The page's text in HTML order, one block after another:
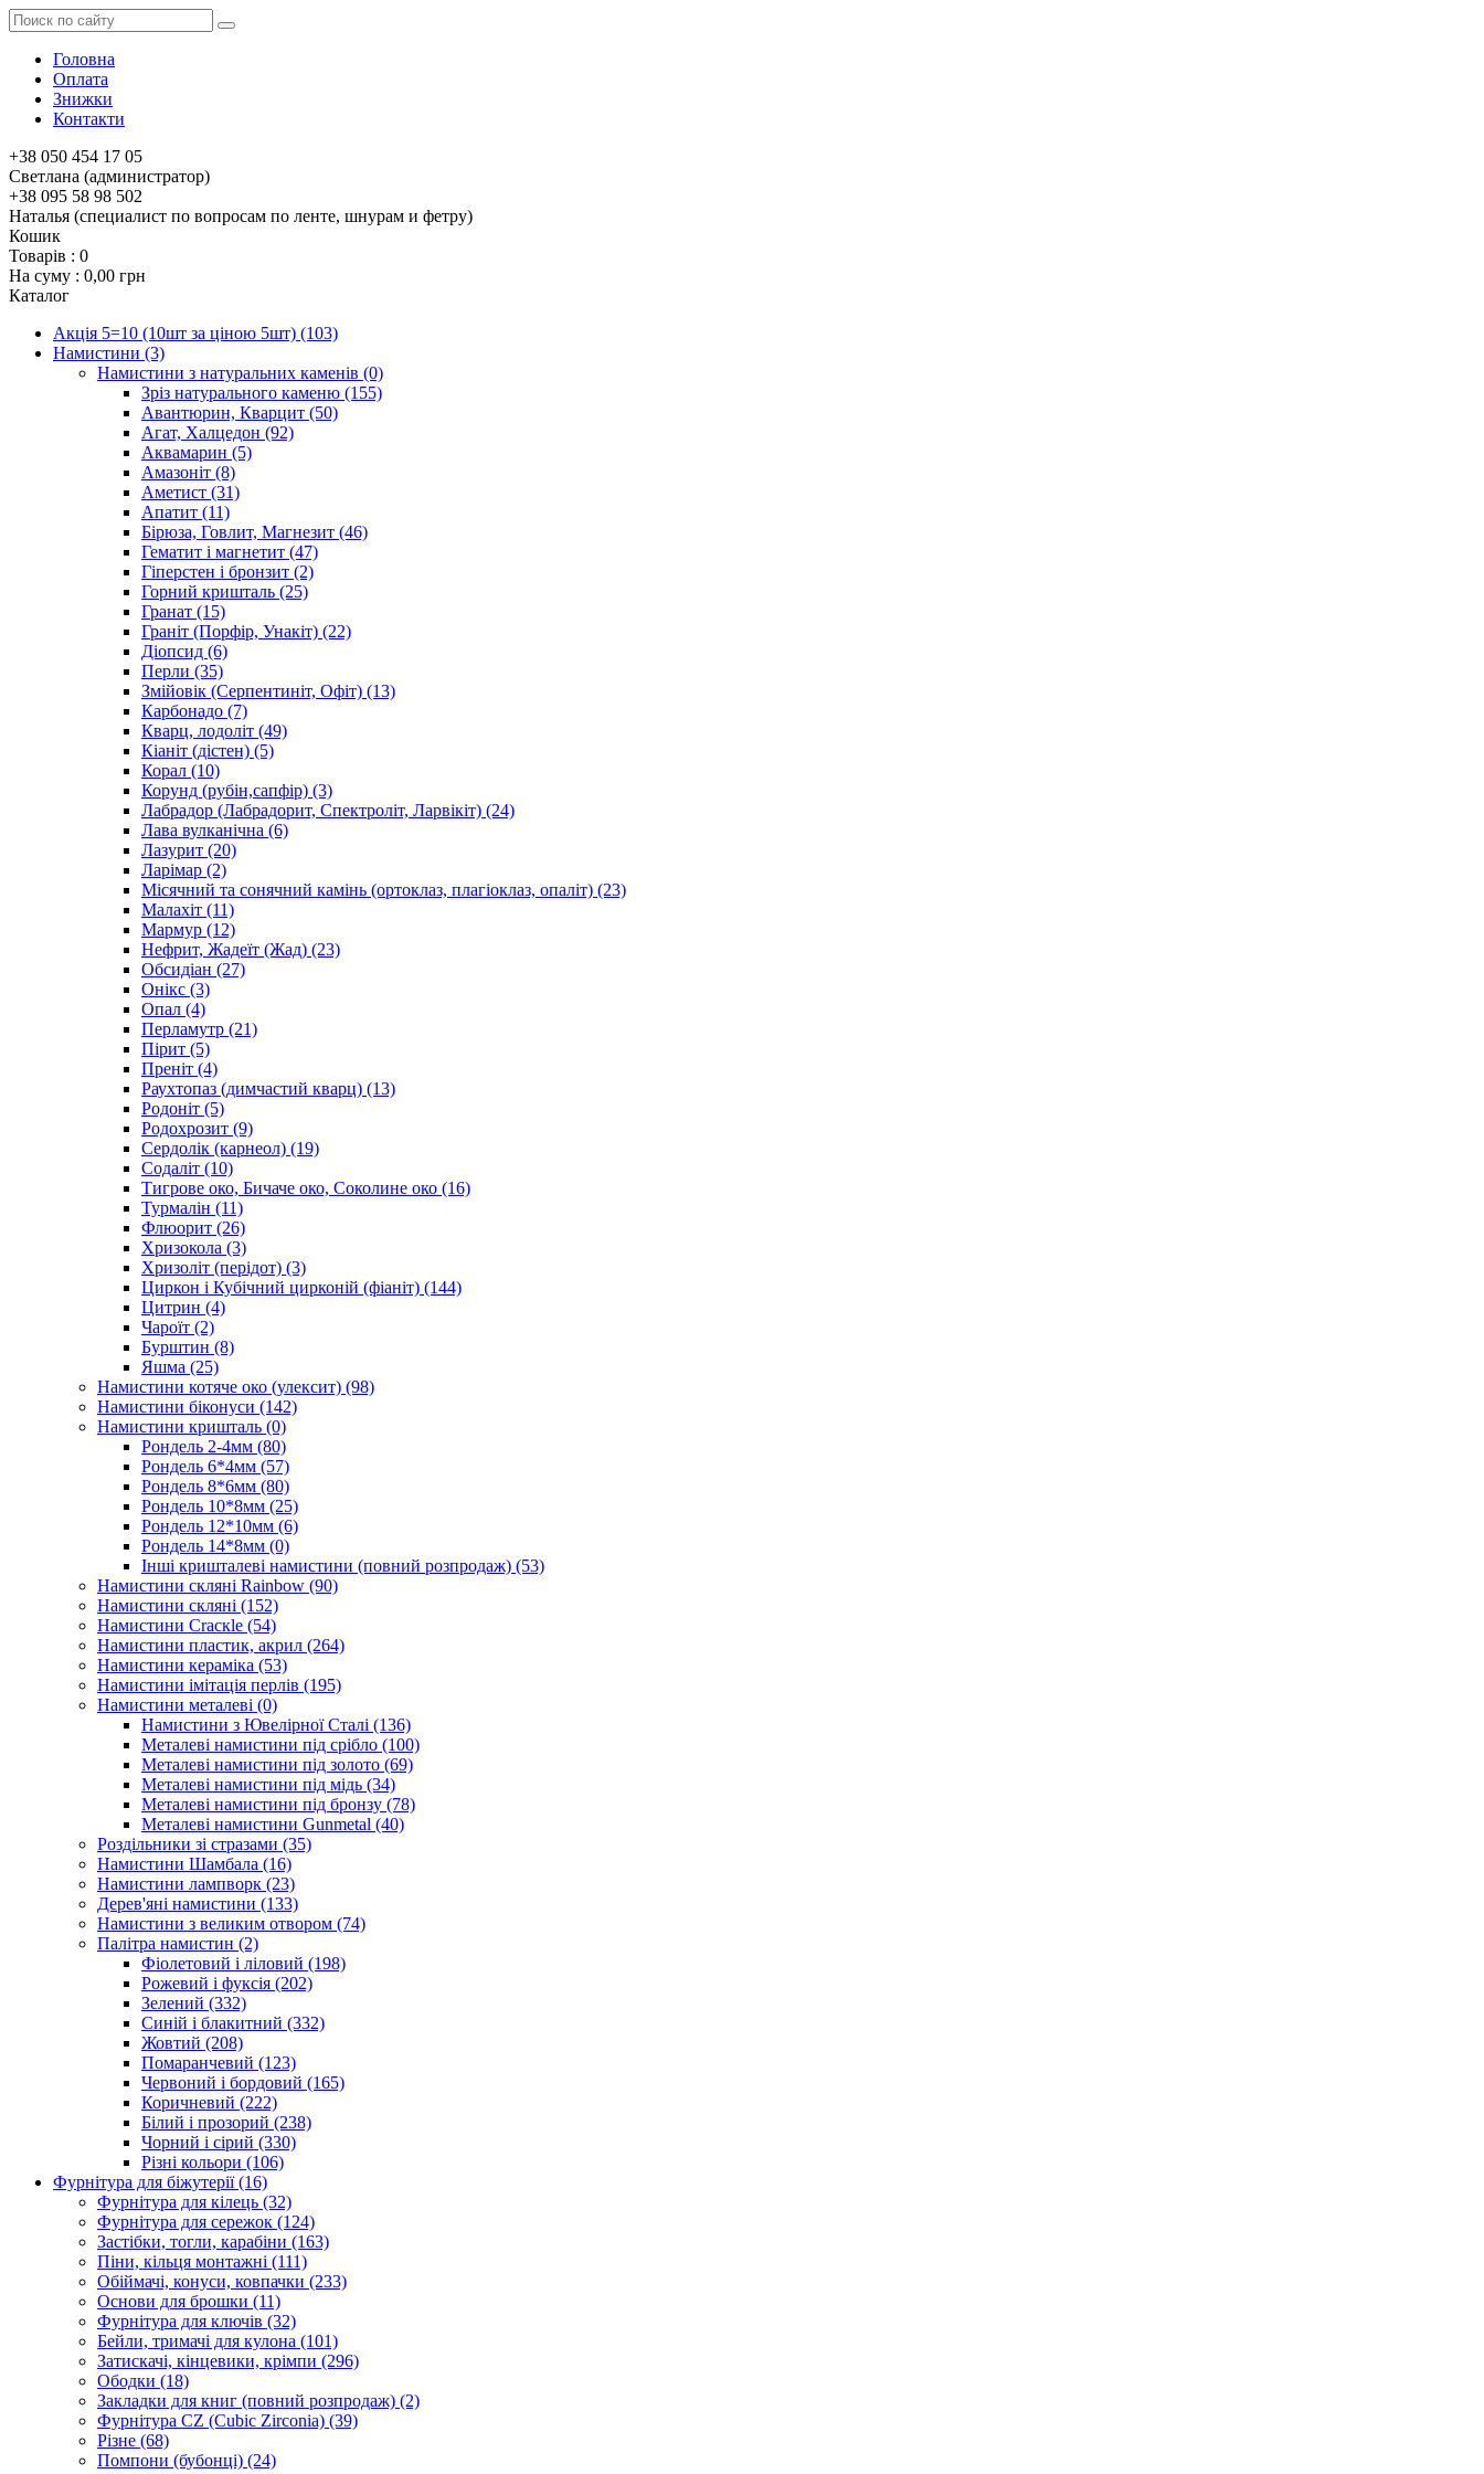
Головна
Оплата
Знижки
Контакти
+38 050 454 17 05
Светлана (администратор)
+38 095 58 98 502
Наталья (специалист по вопросам по ленте, шнурам и фетру)
Кошик
Товарів : 0
На суму : 0,00 грн
Каталог
Акція 5=10 (10шт за ціною 5шт) (103)
Намистини (3)
Намистини з натуральних каменів (0)
Зріз натурального каменю (155)
Авантюрин, Кварцит (50)
Агат, Халцедон (92)
Аквамарин (5)
Амазоніт (8)
Аметист (31)
Апатит (11)
Бірюза, Говлит, Магнезит (46)
Гематит і магнетит (47)
Гіперстен і бронзит (2)
Горний кришталь (25)
Гранат (15)
Граніт (Порфір, Унакіт) (22)
Діопсид (6)
Перли (35)
Змійовік (Серпентиніт, Офіт) (13)
Карбонадо (7)
Кварц, лодоліт (49)
Кіаніт (дістен) (5)
Корал (10)
Корунд (рубін,сапфір) (3)
Лабрадор (Лабрадорит, Спектроліт, Ларвікіт) (24)
Лава вулканічна (6)
Лазурит (20)
Ларімар (2)
Місячний та сонячний камінь (ортоклаз, плагіоклаз, опаліт) (23)
Малахіт (11)
Мармур (12)
Нефрит, Жадеїт (Жад) (23)
Обсидіан (27)
Онікс (3)
Опал (4)
Перламутр (21)
Пірит (5)
Преніт (4)
Раухтопаз (димчастий кварц) (13)
Родоніт (5)
Родохрозит (9)
Сердолік (карнеол) (19)
Содаліт (10)
Тигрове око, Бичаче око, Соколине око (16)
Турмалін (11)
Флюорит (26)
Хризокола (3)
Хризоліт (перідот) (3)
Циркон і Кубічний цирконій (фіаніт) (144)
Цитрин (4)
Чароїт (2)
Бурштин (8)
Яшма (25)
Намистини котяче око (улексит) (98)
Намистини біконуси (142)
Намистини кришталь (0)
Рондель 2-4мм (80)
Рондель 6*4мм (57)
Рондель 8*6мм (80)
Рондель 10*8мм (25)
Рондель 12*10мм (6)
Рондель 14*8мм (0)
Інші кришталеві намистини (повний розпродаж) (53)
Намистини скляні Rainbow (90)
Намистини скляні (152)
Намистини Cracкle (54)
Намистини пластик, акрил (264)
Намистини кераміка (53)
Намистини імітація перлів (195)
Намистини металеві (0)
Намистини з Ювелірної Сталі (136)
Металеві намистини під срібло (100)
Металеві намистини під золото (69)
Металеві намистини під мідь (34)
Металеві намистини під бронзу (78)
Металеві намистини Gunmetal (40)
Роздільники зі стразами (35)
Намистини Шамбала (16)
Намистини лампворк (23)
Дерев'яні намистини (133)
Намистини з великим отвором (74)
Палітра намистин (2)
Фіолетовий і ліловий (198)
Рожевий і фуксія (202)
Зелений (332)
Синій і блакитний (332)
Жовтий (208)
Помаранчевий (123)
Червоний і бордовий (165)
Коричневий (222)
Білий і прозорий (238)
Чорний і сірий (330)
Різні кольори (106)
Фурнітура для біжутерії(16)
Фурнітура для кілець (32)
Фурнітура для сережок (124)
Застібки, тогли, карабіни (163)
Піни, кільця монтажні (111)
Обіймачі, конуси, ковпачки (233)
Основи для брошки (11)
Фурнітура для ключів (32)
Бейли, тримачі для кулона (101)
Затискачі, кінцевики, крімпи (296)
Ободки (18)
Закладки для книг (повний розпродаж) (2)
Фурнітура CZ (Cubic Zirconia) (39)
Різне (68)
Помпони (бубонці) (24)